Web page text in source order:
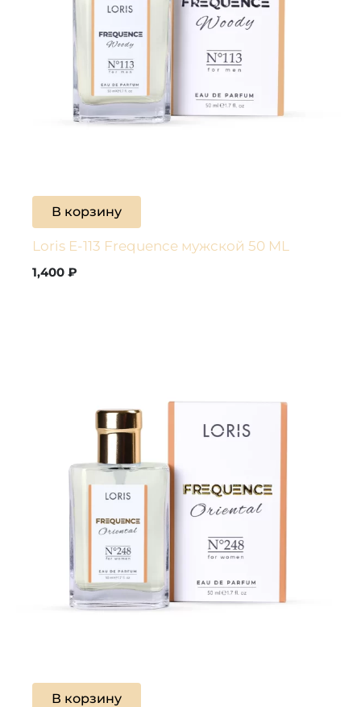
В корзину
Loris E-113 Frequence мужской 50 ML
1,400₽
В корзину